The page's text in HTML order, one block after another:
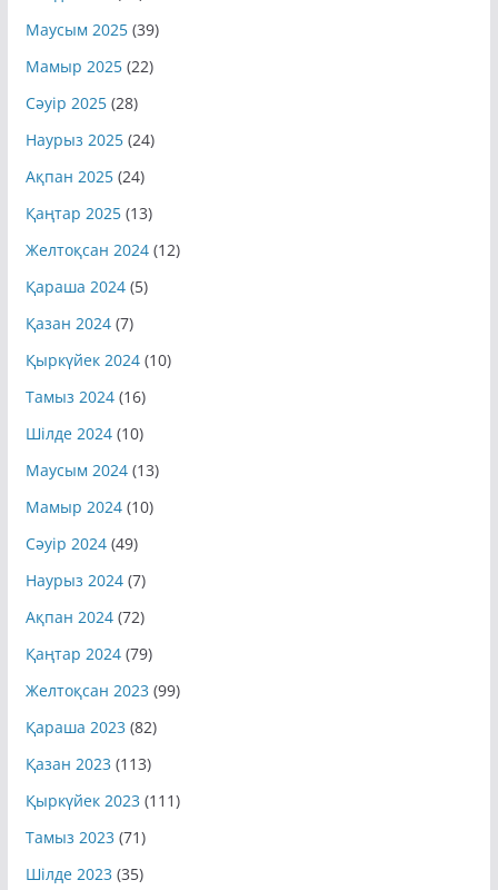
Маусым 2025(39)
Мамыр 2025(22)
Сәуір 2025(28)
Наурыз 2025(24)
Ақпан 2025(24)
Қаңтар 2025(13)
Желтоқсан 2024(12)
Қараша 2024(5)
Қазан 2024(7)
Қыркүйек 2024(10)
Тамыз 2024(16)
Шілде 2024(10)
Маусым 2024(13)
Мамыр 2024(10)
Сәуір 2024(49)
Наурыз 2024(7)
Ақпан 2024(72)
Қаңтар 2024(79)
Желтоқсан 2023 (99)
Қараша 2023 (82)
Қазан 2023 (113)
Қыркүйек 2023 (111)
Тамыз 2023 (71)
Шілде 2023 (35)